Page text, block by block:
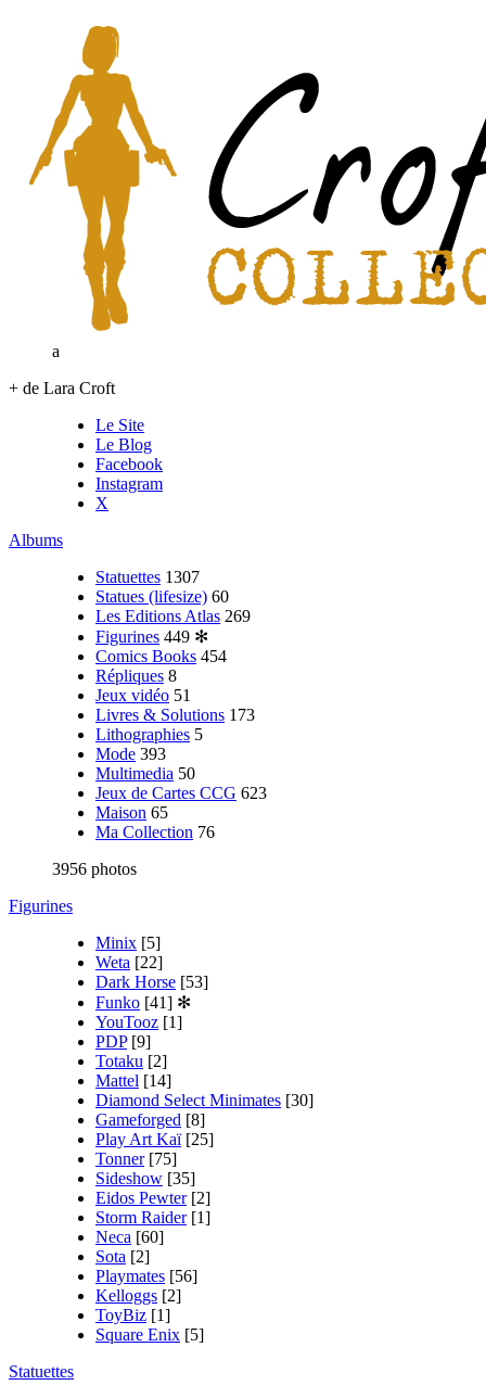
a
+ de Lara Croft
Le Site
Le Blog
Facebook
Instagram
X
Albums
Statuettes 1307
Statues (lifesize) 60
Les Editions Atlas 269
Figurines 449 ✻
Comics Books 454
Répliques 8
Jeux vidéo 51
Livres & Solutions 173
Lithographies 5
Mode 393
Multimedia 50
Jeux de Cartes CCG 623
Maison 65
Ma Collection 76
3956 photos
Figurines
Minix [5]
Weta [22]
Dark Horse [53]
Funko [41] ✻
YouTooz [1]
PDP [9]
Totaku [2]
Mattel [14]
Diamond Select Minimates [30]
Gameforged [8]
Play Art Kaï [25]
Tonner [75]
Sideshow [35]
Eidos Pewter [2]
Storm Raider [1]
Neca [60]
Sota [2]
Playmates [56]
Kelloggs [2]
ToyBiz [1]
Square Enix [5]
Statuettes